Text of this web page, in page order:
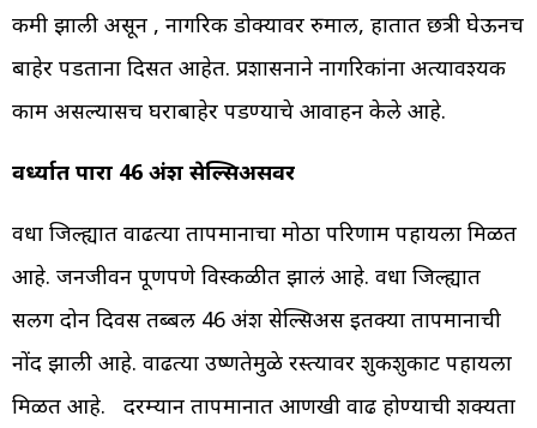
कमी झाली असून , नागरिक डोक्यावर रुमाल, हातात छत्री घेऊनच
बाहेर पडताना दिसत आहेत. प्रशासनाने नागरिकांना अत्यावश्यक
काम असल्यासच घराबाहेर पडण्याचे आवाहन केले आहे.
वर्ध्यात पारा 46 अंश सेल्सिअसवर
वर्धा जिल्ह्यात वाढत्या तापमानाचा मोठा परिणाम पहायला मिळत
आहे. जनजीवन पूर्णपणे विस्कळीत झालं आहे. वर्धा जिल्ह्यात
सलग दोन दिवस तब्बल 46 अंश सेल्सिअस इतक्या तापमानाची
नोंद झाली आहे. वाढत्या उष्णतेमुळे रस्त्यावर शुकशुकाट पहायला
मिळत आहे. दरम्यान तापमानात आणखी वाढ होण्याची शक्यता